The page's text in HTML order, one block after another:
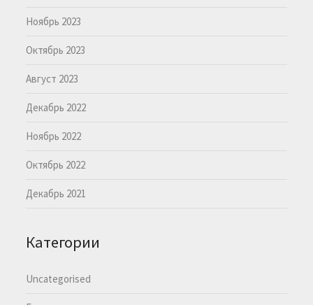
Ноябрь 2023
Октябрь 2023
Август 2023
Декабрь 2022
Ноябрь 2022
Октябрь 2022
Декабрь 2021
Категории
Uncategorised